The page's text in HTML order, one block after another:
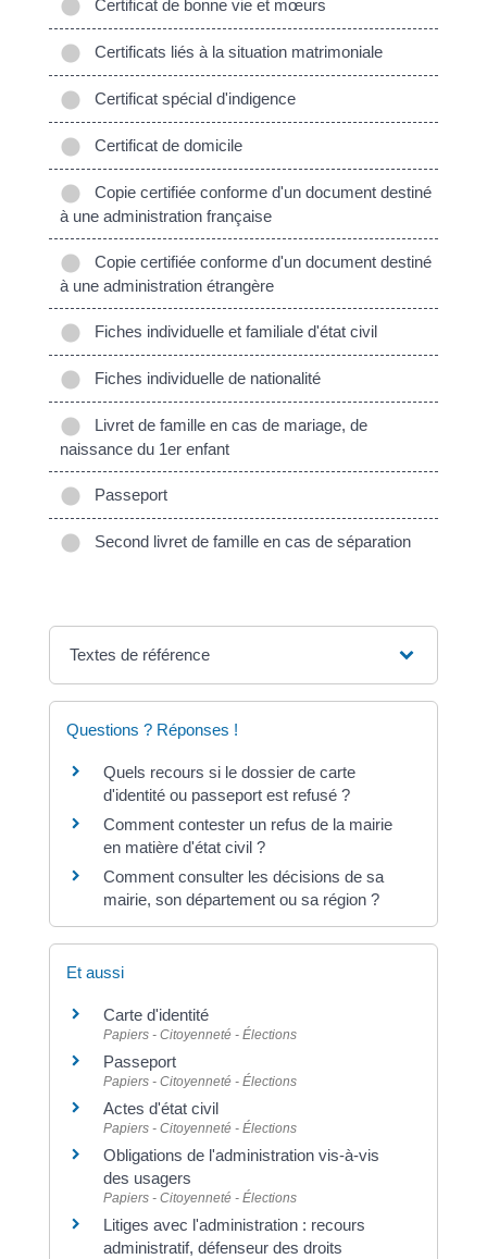
Certificat de bonne vie et mœurs
Certificats liés à la situation matrimoniale
Certificat spécial d'indigence
Certificat de domicile
Copie certifiée conforme d'un document destiné
à une administration française
Copie certifiée conforme d'un document destiné
à une administration étrangère
Fiches individuelle et familiale d'état civil
Fiches individuelle de nationalité
Livret de famille en cas de mariage, de
naissance du 1er enfant
Passeport
Second livret de famille en cas de séparation
Textes de référence
Questions ? Réponses !
Quels recours si le dossier de carte
d'identité ou passeport est refusé ?
Comment contester un refus de la mairie
en matière d'état civil ?
Comment consulter les décisions de sa
mairie, son département ou sa région ?
Et aussi
Carte d'identité
Papiers - Citoyenneté - Élections
Passeport
Papiers - Citoyenneté - Élections
Actes d'état civil
Papiers - Citoyenneté - Élections
Obligations de l'administration vis-à-vis
des usagers
Papiers - Citoyenneté - Élections
Litiges avec l'administration : recours
administratif, défenseur des droits